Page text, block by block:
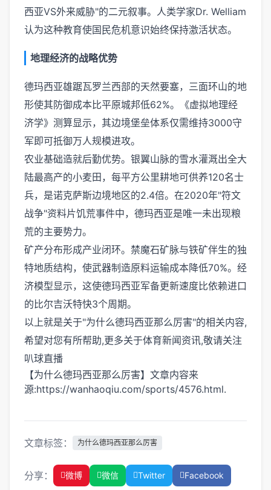
西亚VS外来威胁"的二元叙事。人类学家Dr. Welliam
认为这种教育使国民危机意识始终保持激活状态。
地理经济的战略优势
德玛西亚雄踞瓦罗兰西部的天然要塞，三面环山的地
形使其防御成本比平原城邦低62%。《虚拟地理经
济学》测算显示，其边境堡垒体系仅需维持3000守
军即可抵御万人规模进攻。
农业基础造就后勤优势。银翼山脉的雪水灌溉出全大
陆最高产的小麦田，每平方公里耕地可供养120名士
兵，是诺克萨斯边境地区的2.4倍。在2020年"符文
战争"资料片饥荒事件中，德玛西亚是唯一未出现粮
荒的主要势力。
矿产分布形成产业闭环。禁魔石矿脉与铁矿伴生的独
特地质结构，使武器制造原料运输成本降低70%。经
济模型显示，这使德玛西亚军备更新速度比依赖进口
的比尔吉沃特快3个周期。
以上就是关于"为什么德玛西亚那么厉害"的相关内容,
希望对您有所帮助,更多关于体育新闻资讯,敬请关注
叭球直播
【为什么德玛西亚那么厉害】文章内容来
源:https://wanhaoqiu.com/sports/4576.html.
文章标签： 为什么德玛西亚那么厉害
分享： 微博 微信 Twitter Facebook